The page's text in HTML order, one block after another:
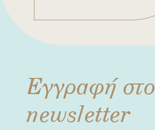
Εγγραφή στο
newsletter